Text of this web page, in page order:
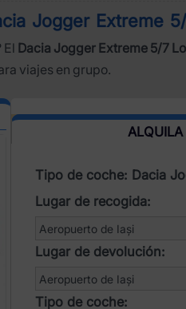
Jogger Extreme
El Dacia Jogger Extreme 5/7
viajes en grupo.
Tipo de coche: Dacia
Lugar de recogida:
Lugar de devolución:
Tipo de coche: